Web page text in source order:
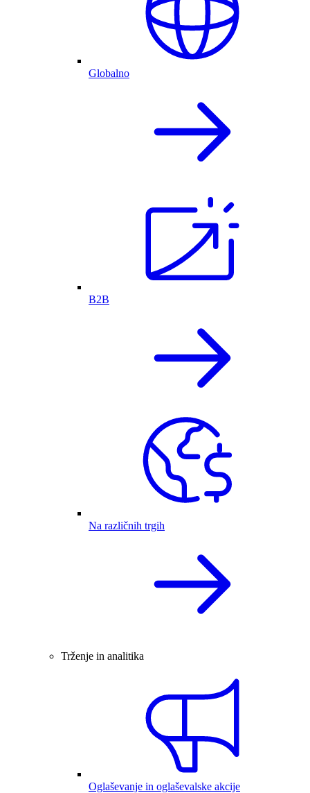
Globalno
B2B
Na različnih trgih
Trženje in analitika
Oglaševanje in oglaševalske akcije